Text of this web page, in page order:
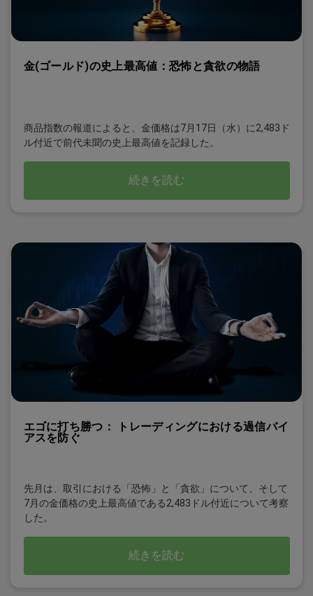
金(ゴールド)の史上最高値：恐怖と貪欲の物語
商品指数の報道によると、金価格は7月17日（水）に2,483ド
ル付近で前代未聞の史上最高値を記録した。
続きを読む
エゴに打ち勝つ： トレーディングにおける過信バイ
アスを防ぐ
先月は、取引における「恐怖」と「貪欲」について、そして
7月の金価格の史上最高値である2,483ドル付近について考察
した。
続きを読む